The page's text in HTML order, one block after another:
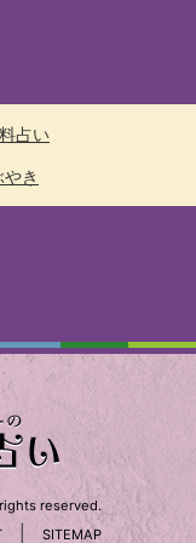
占い
き
reserved.
SITEMAP